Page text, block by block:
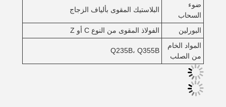
ضوء
السحاب
البلاستيك المقوى بألياف الزجاج
البورلين
الفولاذ المقوى من النوع C أو Z
المواد الخام
من الصلب
Q235B، Q355B